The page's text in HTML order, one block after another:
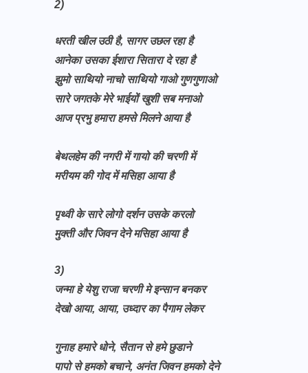
2)
धरती खील उठी है, सागर उछल रहा है
आनेका उसका ईशारा सितारा दे रहा है
झुमो साथियो नाचो साथियो गाओ गुणगुणाओ
सारे जगतके मेरे भाईयों खुशी सब मनाओ
आज प्रभु हमारा हमसे मिलने आया है
बेथलहेम की नगरी में गायो की चरणी में
मरीयम की गोद में मसिहा आया है
पृथ्वी के सारे लोगो दर्शन उसके करलो
मुक्ती और जिवन देने मसिहा आया है
3)
जन्मा हे येशु राजा चरणी मे इन्सान बनकर
देखो आया, आया, उध्दार का पैगाम लेकर
गुनाह हमारे धोने, सैतान से हमे छुडाने
पापो से हमको बचाने, अनंत जिवन हमको देने